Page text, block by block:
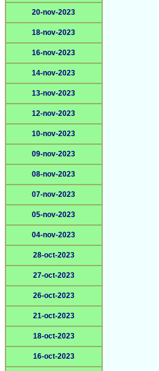
20-nov-2023
18-nov-2023
16-nov-2023
14-nov-2023
13-nov-2023
12-nov-2023
10-nov-2023
09-nov-2023
08-nov-2023
07-nov-2023
05-nov-2023
04-nov-2023
28-oct-2023
27-oct-2023
26-oct-2023
21-oct-2023
18-oct-2023
16-oct-2023